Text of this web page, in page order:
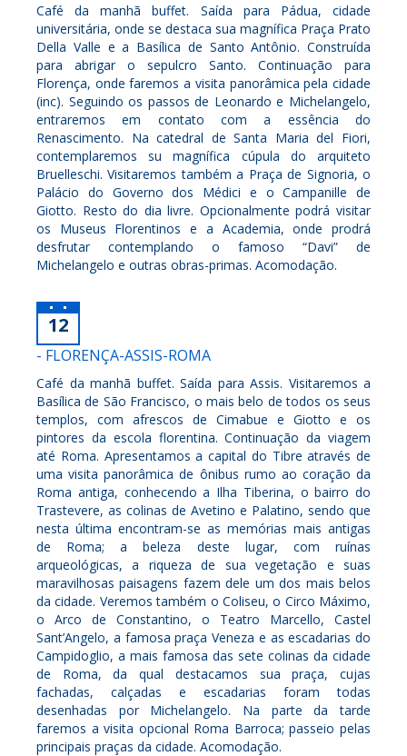
Café da manhã buffet. Saída para Pádua, cidade
universitária, onde se destaca sua magnífica Praça Prato
Della Valle e a Basílica de Santo Antônio. Construída
para abrigar o sepulcro Santo. Continuação para
Florença, onde faremos a visita panorâmica pela cidade
(inc). Seguindo os passos de Leonardo e Michelangelo,
entraremos em contato com a essência do
Renascimento. Na catedral de Santa Maria del Fiori,
contemplaremos su magnífica cúpula do arquiteto
Bruelleschi. Visitaremos também a Praça de Signoria, o
Palácio do Governo dos Médici e o Campanille de
Giotto. Resto do dia livre. Opcionalmente podrá visitar
os Museus Florentinos e a Academia, onde prodrá
desfrutar contemplando o famoso “Davi” de
Michelangelo e outras obras-primas. Acomodação.
12
- FLORENÇA-ASSIS-ROMA
Café da manhã buffet. Saída para Assis. Visitaremos a
Basílica de São Francisco, o mais belo de todos os seus
templos, com afrescos de Cimabue e Giotto e os
pintores da escola florentina. Continuação da viagem
até Roma. Apresentamos a capital do Tibre através de
uma visita panorâmica de ônibus rumo ao coração da
Roma antiga, conhecendo a Ilha Tiberina, o bairro do
Trastevere, as colinas de Avetino e Palatino, sendo que
nesta última encontram-se as memórias mais antigas
de Roma; a beleza deste lugar, com ruínas
arqueológicas, a riqueza de sua vegetação e suas
maravilhosas paisagens fazem dele um dos mais belos
da cidade. Veremos também o Coliseu, o Circo Máximo,
o Arco de Constantino, o Teatro Marcello, Castel
Sant’Angelo, a famosa praça Veneza e as escadarias do
Campidoglio, a mais famosa das sete colinas da cidade
de Roma, da qual destacamos sua praça, cujas
fachadas, calçadas e escadarias foram todas
desenhadas por Michelangelo. Na parte da tarde
faremos a visita opcional Roma Barroca; passeio pelas
principais praças da cidade. Acomodação.